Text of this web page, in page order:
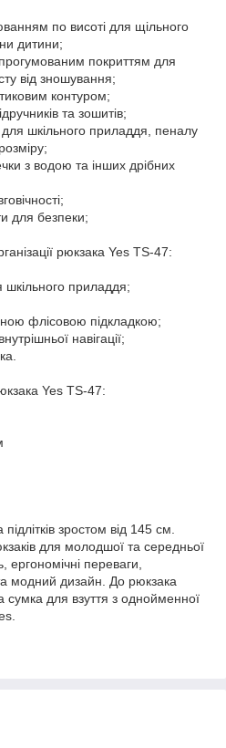
по висоті для щільного
дитини;
покриттям для
від зношування;
контуром;
та зошитів;
шкільного приладдя, пеналу
з водою та інших дрібних
для безпеки;
рюкзака Yes TS-47:
шкільного приладдя;
флісовою підкладкою;
навігації;
Yes TS-47:
зростом від 145 см.
для молодшої та середньої
ергономічні переваги,
модний дизайн. До рюкзака
сумка для взуття з однойменної